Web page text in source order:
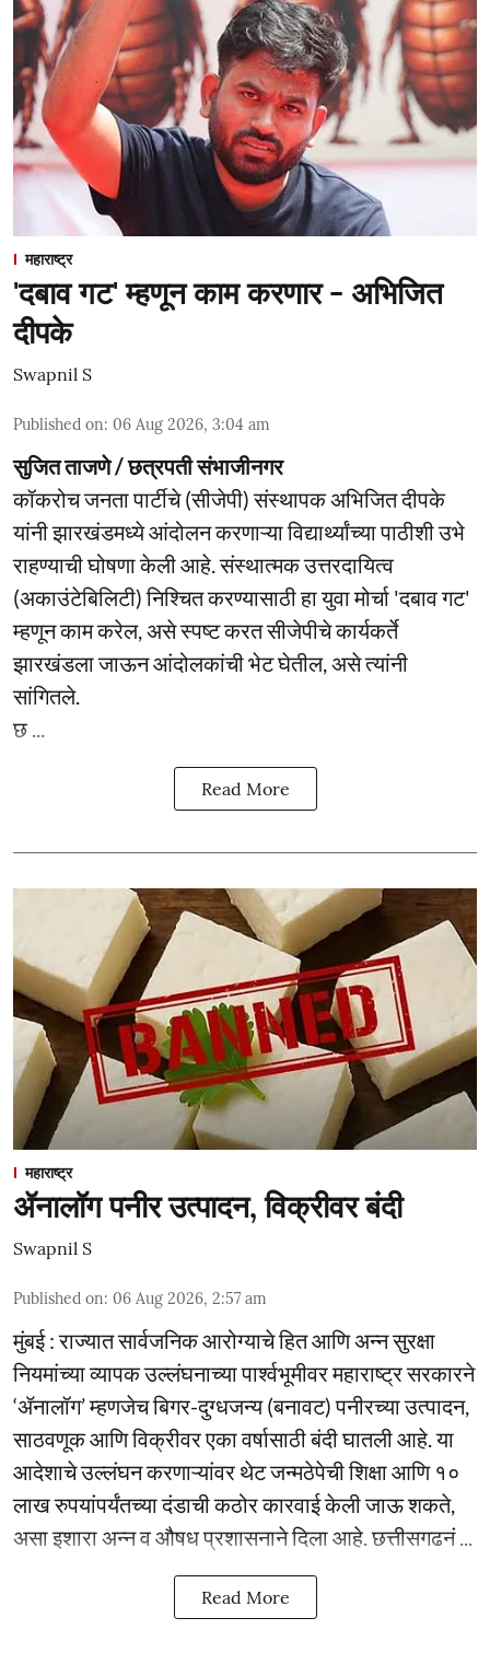
महाराष्ट्र
'दबाव गट' म्हणून काम करणार - अभिजित
दीपके
Swapnil S
Published on: 06 Aug 2026, 3:04 am
सुजित ताजणे / छत्रपती संभाजीनगर
कॉकरोच जनता पार्टीचे (सीजेपी) संस्थापक अभिजित दीपके
यांनी झारखंडमध्ये आंदोलन करणाऱ्या विद्यार्थ्यांच्या पाठीशी उभे
राहण्याची घोषणा केली आहे. संस्थात्मक उत्तरदायित्व
(अकाउंटेबिलिटी) निश्चित करण्यासाठी हा युवा मोर्चा 'दबाव गट'
म्हणून काम करेल, असे स्पष्ट करत सीजेपीचे कार्यकर्ते
झारखंडला जाऊन आंदोलकांची भेट घेतील, असे त्यांनी
सांगितले.
छ ...
Read More
महाराष्ट्र
ॲनालॉग पनीर उत्पादन, विक्रीवर बंदी
Swapnil S
Published on: 06 Aug 2026, 2:57 am
मुंबई : राज्यात सार्वजनिक आरोग्याचे हित आणि अन्न सुरक्षा
नियमांच्या व्यापक उल्लंघनाच्या पार्श्वभूमीवर महाराष्ट्र सरकारने
‘ॲनालॉग’ म्हणजेच बिगर-दुग्धजन्य (बनावट) पनीरच्या उत्पादन,
साठवणूक आणि विक्रीवर एका वर्षासाठी बंदी घातली आहे. या
आदेशाचे उल्लंघन करणाऱ्यांवर थेट जन्मठेपेची शिक्षा आणि १०
लाख रुपयांपर्यंतच्या दंडाची कठोर कारवाई केली जाऊ शकते,
असा इशारा अन्न व औषध प्रशासनाने दिला आहे. छत्तीसगढनं ...
Read More